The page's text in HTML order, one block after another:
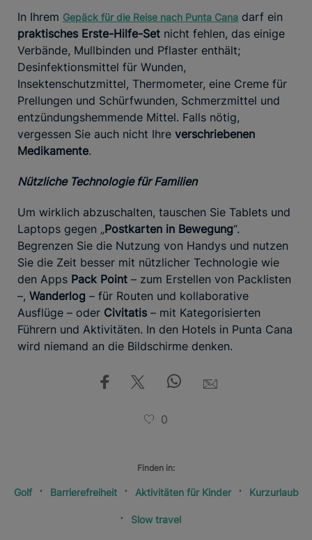
In Ihrem Gepäck für die Reise nach Punta Cana darf ein
praktisches Erste-Hilfe-Set nicht fehlen, das einige
Verbände, Mullbinden und Pflaster enthält;
Desinfektionsmittel für Wunden,
Insektenschutzmittel, Thermometer, eine Creme für
Prellungen und Schürfwunden, Schmerzmittel und
entzündungshemmende Mittel. Falls nötig,
vergessen Sie auch nicht Ihre verschriebenen
Medikamente.
Nützliche Technologie für Familien
Um wirklich abzuschalten, tauschen Sie Tablets und
Laptops gegen „Postkarten in Bewegung“.
Begrenzen Sie die Nutzung von Handys und nutzen
Sie die Zeit besser mit nützlicher Technologie wie
den Apps Pack Point – zum Erstellen von Packlisten
–, Wanderlog – für Routen und kollaborative
Ausflüge – oder Civitatis – mit Kategorisierten
Führern und Aktivitäten. In den Hotels in Punta Cana
wird niemand an die Bildschirme denken.
0
Finden in:
Golf Barrierefreiheit Aktivitäten für Kinder Kurzurlaub
Slow travel